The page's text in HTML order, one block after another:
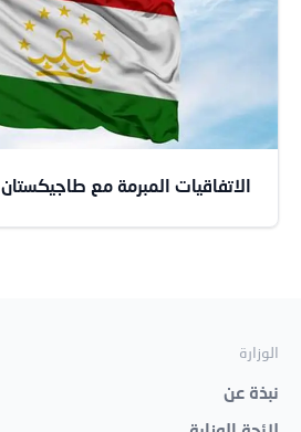
الاتفاقيات المبرمة مع طاجيكستان
الوزارة
نبذة عن